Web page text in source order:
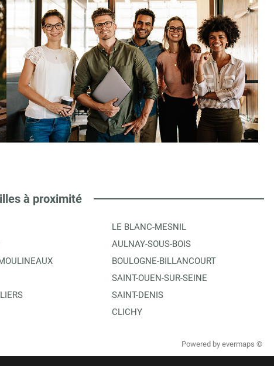
à proximité
LE BLANC-MESNIL
AULNAY-SOUS-BOIS
BOULOGNE-BILLANCOURT
SAINT-OUEN-SUR-SEINE
SAINT-DENIS
CLICHY
Powered by evermaps ©